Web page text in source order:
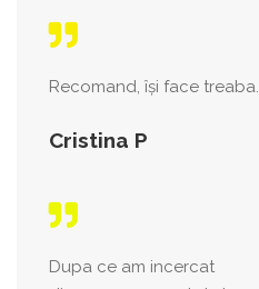
Recomand, își face treaba.
Cristina P
Dupa ce am incercat